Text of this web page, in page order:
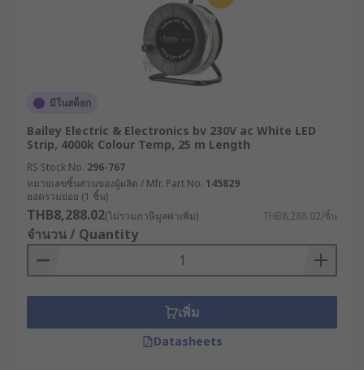
มีในสต็อก
Bailey Electric & Electronics bv 230V ac White LED
Strip, 4000k Colour Temp, 25 m Length
RS Stock No. 296-767
หมายเลขชิ้นส่วนของผู้ผลิต / Mfr. Part No. 145829
ยอดรวมย่อย (1 ชิ้น)
THB8,288.02(ไม่รวมภาษีมูลค่าเพิ่ม) THB8,288.02/ชิ้น
จำนวน / Quantity
เพิ่ม
Datasheets